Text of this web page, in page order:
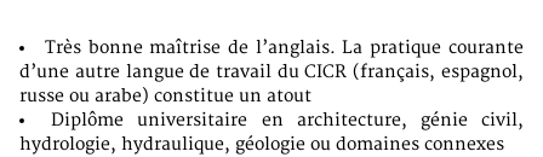
Très bonne maîtrise de l’anglais. La pratique courante
d’une autre langue de travail du CICR (français, espagnol,
russe ou arabe) constitue un atout
Diplôme universitaire en architecture, génie civil,
hydrologie, hydraulique, géologie ou domaines connexes